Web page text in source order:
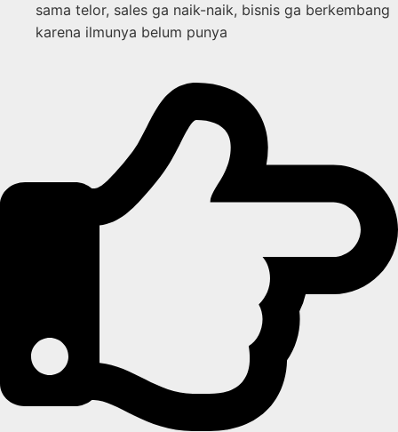
sama telor, sales ga naik-naik, bisnis ga berkembang
karena ilmunya belum punya